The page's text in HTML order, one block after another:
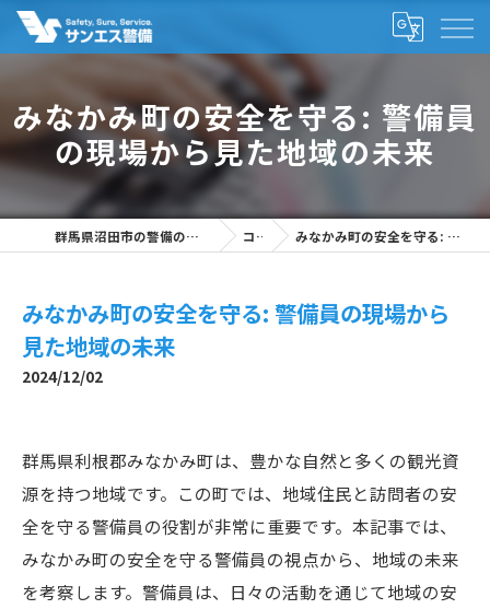
みなかみ町の安全を守る: 警備員
の現場から見た地域の未来
群馬県沼田市の警備の求人なら株式会社サンエス警備 コラム みなかみ町の安全を守る: 警備員の現場から見た地域の未来
みなかみ町の安全を守る: 警備員の現場から
見た地域の未来
2024/12/02
群馬県利根郡みなかみ町は、豊かな自然と多くの観光資
源を持つ地域です。この町では、地域住民と訪問者の安
全を守る警備員の役割が非常に重要です。本記事では、
みなかみ町の安全を守る警備員の視点から、地域の未来
を考察します。警備員は、日々の活動を通じて地域の安